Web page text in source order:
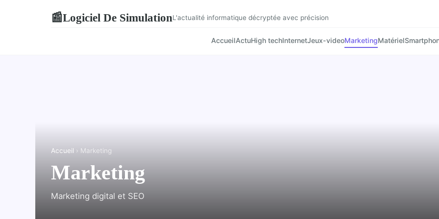
📰Logiciel De SimulationL'actualité informatique décryptée avec précision
AccueilActuHigh techInternetJeux-videoMarketingMatériel
Accueil › Marketing
Marketing
Marketing digital et SEO